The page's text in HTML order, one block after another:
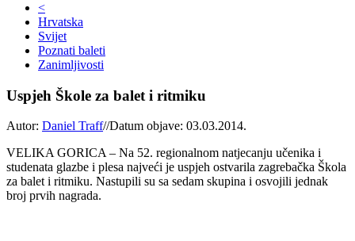
<
Hrvatska
Svijet
Poznati baleti
Zanimljivosti
Uspjeh Škole za balet i ritmiku
Autor: Daniel Traff//Datum objave: 03.03.2014.
VELIKA GORICA – Na 52. regionalnom natjecanju učenika i
studenata glazbe i plesa najveći je uspjeh ostvarila zagrebačka Škola
za balet i ritmiku. Nastupili su sa sedam skupina i osvojili jednak
broj prvih nagrada.